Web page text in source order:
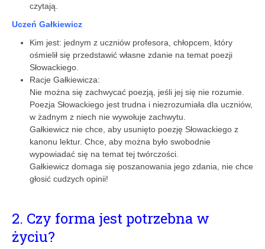
czytają.
Uczeń Gałkiewicz
Kim jest: jednym z uczniów profesora, chłopcem, który
ośmielił się przedstawić własne zdanie na temat poezji
Słowackiego.
Racje Gałkiewicza:
Nie można się zachwycać poezją, jeśli jej się nie rozumie.
Poezja Słowackiego jest trudna i niezrozumiała dla uczniów,
w żadnym z niech nie wywołuje zachwytu.
Gałkiewicz nie chce, aby usunięto poezję Słowackiego z
kanonu lektur. Chce, aby można było swobodnie
wypowiadać się na temat tej twórczości.
Gałkiewicz domaga się poszanowania jego zdania, nie chce
głosić cudzych opinii!
2. Czy forma jest potrzebna w
życiu?